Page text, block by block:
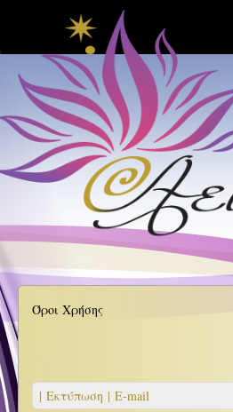
Όροι Χρήσης
| Εκτύπωση | E-mail